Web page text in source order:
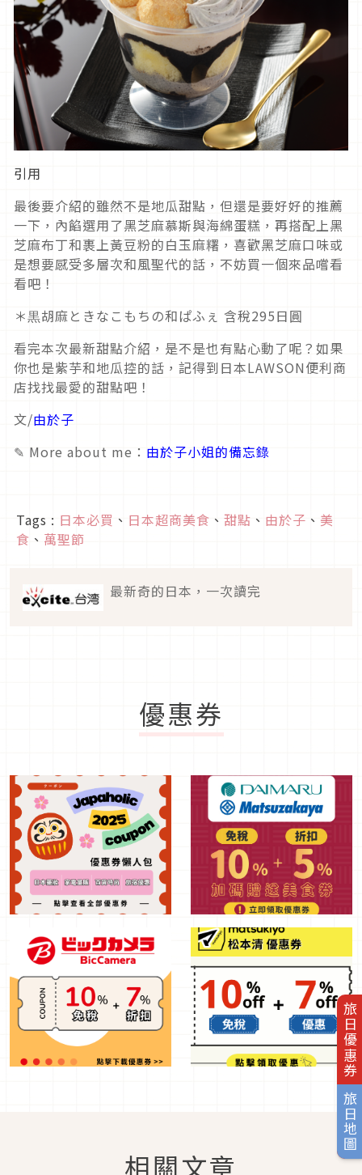
旅日優惠券
旅日地圖
引用
最後要介紹的雖然不是地瓜甜點，但還是要好好的推薦
一下，內餡選用了黑芝麻慕斯與海綿蛋糕，再搭配上黑
芝麻布丁和裹上黃豆粉的白玉麻糬，喜歡黑芝麻口味或
是想要感受多層次和風聖代的話，不妨買一個來品嚐看
看吧！
＊黒胡麻ときなこもちの和ぱふぇ 含稅295日圓
看完本次最新甜點介紹，是不是也有點心動了呢？如果
你也是紫芋和地瓜控的話，記得到日本LAWSON便利商
店找找最愛的甜點吧！
文/由於子
✎ More about me： 由於子小姐的備忘錄
Tags : 日本必買 、 日本超商美食 、 甜點 、 由於子 、 美
食 、 萬聖節
最新奇的日本，一次讀完
優惠券
相關文章